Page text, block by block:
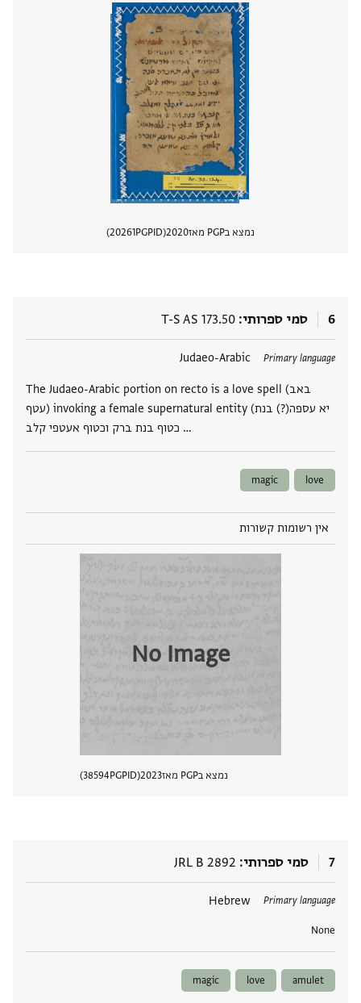
נמצא בPGP מאז 2020
PGPID
20261
6 סמי ספרותי T-S AS 173.50
Primary language
Judaeo-Arabic
The Judaeo-Arabic portion on recto is a love spell (באב
עטף) invoking a female supernatural entity (יא עספה(?) בנת
כטוף בנת ברק וכטוף אעטפי קלב …
תגים
love
magic
אין רשומות קשורות
No Image
נמצא בPGP מאז 2023
PGPID
38594
7 סמי ספרותי JRL B 2892
Primary language
Hebrew
None
תגים
amulet
love
magic